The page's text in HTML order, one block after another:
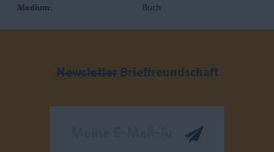
Medium: Buch
Newsletter Brieffreundschaft